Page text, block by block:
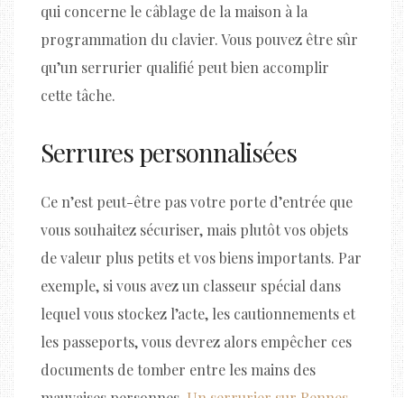
qui concerne le câblage de la maison à la
programmation du clavier. Vous pouvez être sûr
qu’un serrurier qualifié peut bien accomplir
cette tâche.
Serrures personnalisées
Ce n’est peut-être pas votre porte d’entrée que
vous souhaitez sécuriser, mais plutôt vos objets
de valeur plus petits et vos biens importants. Par
exemple, si vous avez un classeur spécial dans
lequel vous stockez l’acte, les cautionnements et
les passeports, vous devrez alors empêcher ces
documents de tomber entre les mains des